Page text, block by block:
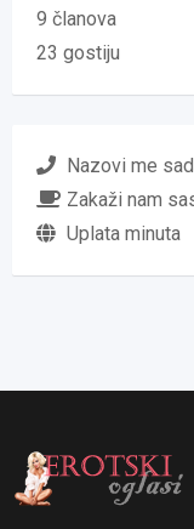
9 članova
23 gostiju
Nazovi me
Zakaži nam
Uplata minuta